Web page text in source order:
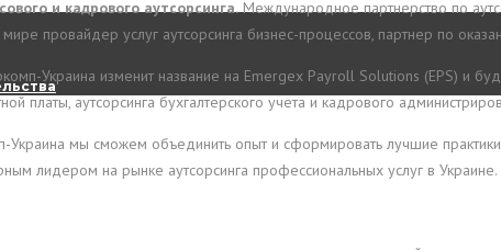
и кадрового аутсорсинга.Международное партнерство по
провайдер услуг аутсорсинга бизнес-процессов, партнер по
Украина изменит название на Emergex Payroll Solutions (EPS) и
платы, аутсорсинга бухгалтерского учета и кадрового
мы сможем объединить опыт и сформировать лучшие
лидером на рынке аутсорсинга профессиональных услуг в Украине.